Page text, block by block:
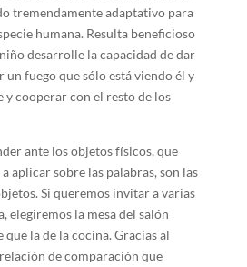
tremendamente adaptativo para
humana. Resulta beneficioso
desarrolle la capacidad de dar
un fuego que sólo está viendo él y
y cooperar con el resto de los
ante los objetos físicos, que
aplicar sobre las palabras, son las
Si queremos invitar a varias
elegiremos la mesa del salón
que la de la cocina. Gracias al
de comparación que